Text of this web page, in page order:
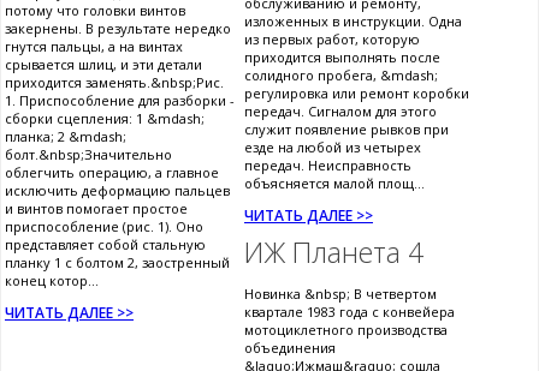
потому что головки винтов
закернены. В результате нередко
гнутся пальцы, а на винтах
срывается шлиц, и эти детали
приходится заменять.&nbsp;Рис.
1. Приспособление для разборки -
сборки сцепления: 1 &mdash;
планка; 2 &mdash;
болт.&nbsp;Значительно
облегчить операцию, а главное
исключить деформацию пальцев
и винтов помогает простое
приспособление (рис. 1). Оно
представляет собой стальную
планку 1 с болтом 2, заостренный
конец котор...
ЧИТАТЬ ДАЛЕЕ >>
изложенных в инструкции. Одна
из первых работ, которую
приходится выполнять после
солидного пробега, &mdash;
регулировка или ремонт коробки
передач. Сигналом для этого
служит появление рывков при
езде на любой из четырех
передач. Неисправность
объясняется малой площ...
ЧИТАТЬ ДАЛЕЕ >>
ИЖ Планета 4
Новинка &nbsp; В четвертом
квартале 1983 года с конвейера
мотоциклетного производства
объединения
&laquo;Ижмаш&raquo; сошла